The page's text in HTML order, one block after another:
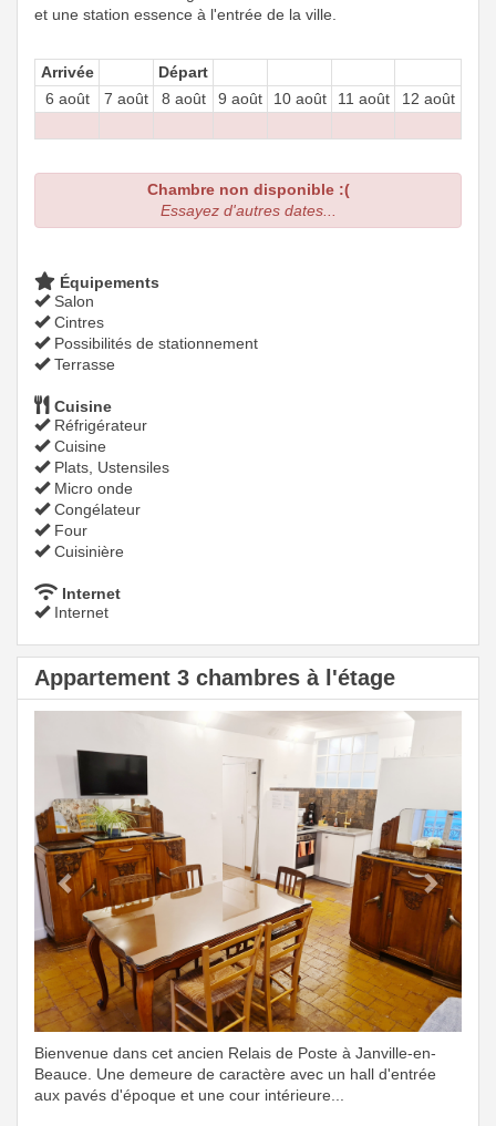
et une station essence à l'entrée de la ville.
Arrivée
Départ
6 août
7 août 8 août 9 août 10 août 11 août 12 août
Chambre non disponible :(
Essayez d'autres dates...
Équipements
Salon
Cintres
Possibilités de stationnement
Terrasse
Cuisine
Réfrigérateur
Cuisine
Plats, Ustensiles
Micro onde
Congélateur
Four
Cuisinière
Internet
Internet
Appartement 3 chambres à l'étage
Bienvenue dans cet ancien Relais de Poste à Janville-en-
Beauce. Une demeure de caractère avec un hall d'entrée
aux pavés d'époque et une cour intérieure...